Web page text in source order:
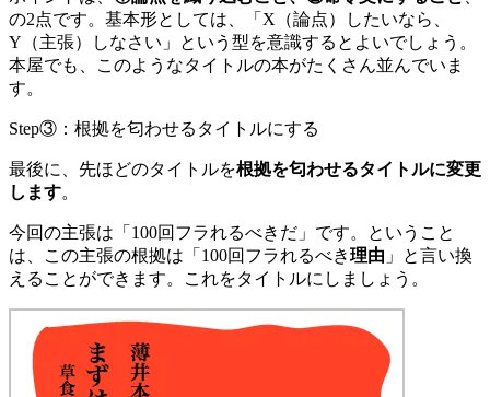
の2点です。基本形としては、「X（論点）したいなら、
Y（主張）しなさい」という型を意識するとよいでしょう。
本屋でも、このようなタイトルの本がたくさん並んでいま
す。
Step③：根拠を匂わせるタイトルにする
最後に、先ほどのタイトルを根拠を匂わせるタイトルに変更
します。
今回の主張は「100回フラれるべきだ」です。ということ
は、この主張の根拠は「100回フラれるべき理由 」と言い換
えることができます。これをタイトルにしましょう。